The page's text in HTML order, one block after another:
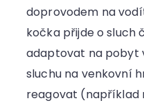
doprovodem na
kočka přijde o sluch
adaptovat na pobyt
sluchu na venkovní
reagovat (například